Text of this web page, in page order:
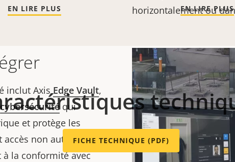
horizontalement ou
inclut AxisEdge Vault,
cybersécuritéqui
et protège les
accès non autorisé.
à la conformité avec
EN LIRE PLUS EN LIRE PLUS
FICHE TECHNIQUE (PDF)